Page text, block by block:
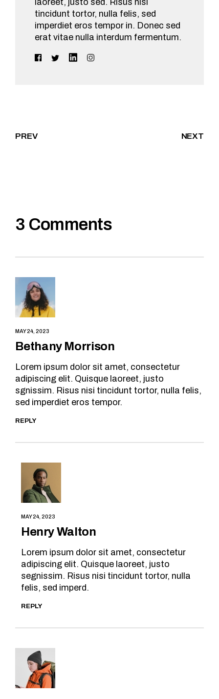
laoreet, justo sed. Risus nisi
tincidunt tortor, nulla felis, sed
imperdiet eros tempor in. Donec sed
erat vitae nulla interdum fermentum.
PREV NEXT
3 Comments
MAY 24, 2023
Bethany Morrison
Lorem ipsum dolor sit amet, consectetur
adipiscing elit. Quisque laoreet, justo
sgnissim. Risus nisi tincidunt tortor, nulla felis,
sed imperdiet eros tempor.
REPLY
MAY 24, 2023
Henry Walton
Lorem ipsum dolor sit amet, consectetur
adipiscing elit. Quisque laoreet, justo
segnissim. Risus nisi tincidunt tortor, nulla
felis, sed imperd.
REPLY